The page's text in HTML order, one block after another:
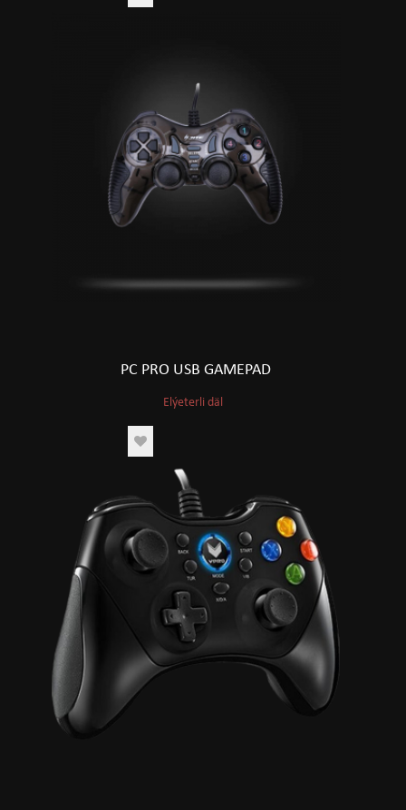
PC PRO USB GAMEPAD
Elýeterli däl